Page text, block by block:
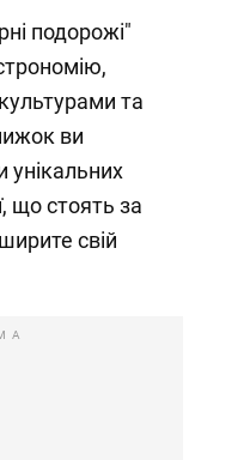
подорожі"
та
ви
унікальних
що стоять за
свій